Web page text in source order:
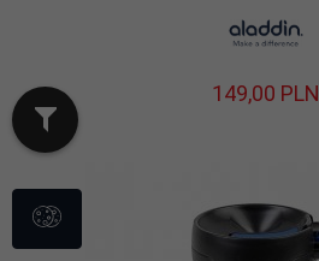
149,00 PLN